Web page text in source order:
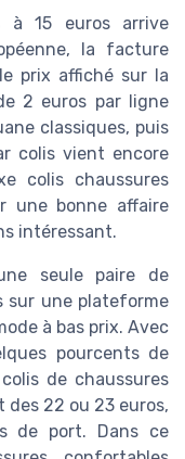
à 15 euros arrive
la facture
prix affiché sur la
2 euros par ligne
classiques, puis
colis vient encore
colis chaussures
une bonne affaire
intéressant.
seule paire de
sur une plateforme
à bas prix. Avec
pourcents de
de chaussures
des 22 ou 23 euros,
de port. Dans ce